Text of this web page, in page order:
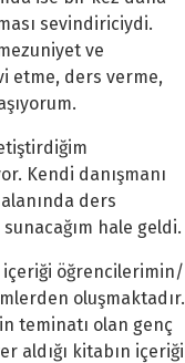
sevindiriciydi.
ve
etme, ders verme,
Kendi danışmanı
ders
hale geldi.
içeriği öğrencilerimin/
oluşmaktadır.
teminatı olan genç
aldığı kitabın içeriği